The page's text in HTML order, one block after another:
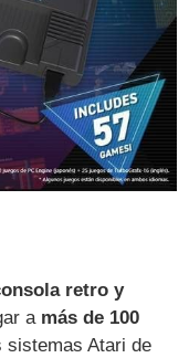
retro y
a más de 100
sistemas Atari de